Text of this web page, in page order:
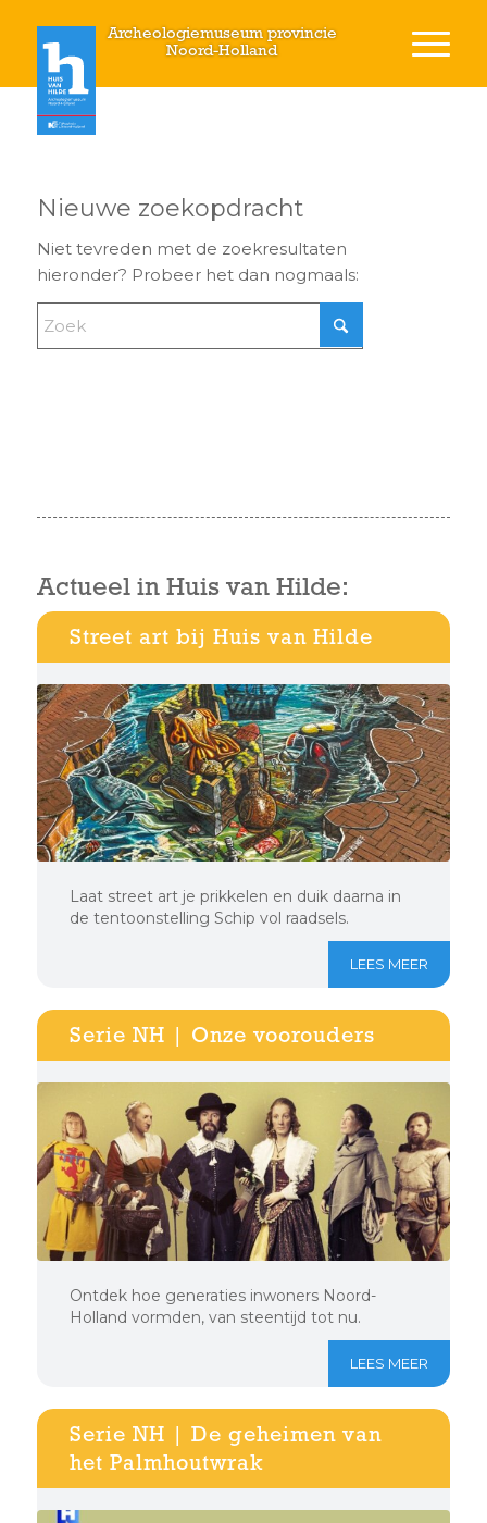
Archeologiemuseum provincie
Noord-Holland
Nieuwe zoekopdracht
Niet tevreden met de zoekresultaten
hieronder? Probeer het dan nogmaals:
Actueel in Huis van Hilde:
Street art bij Huis van Hilde
Laat street art je prikkelen en duik daarna in
de tentoonstelling Schip vol raadsels.
LEES MEER
Serie NH | Onze voorouders
Ontdek hoe generaties inwoners Noord-
Holland vormden, van steentijd tot nu.
LEES MEER
Serie NH | De geheimen van
het Palmhoutwrak